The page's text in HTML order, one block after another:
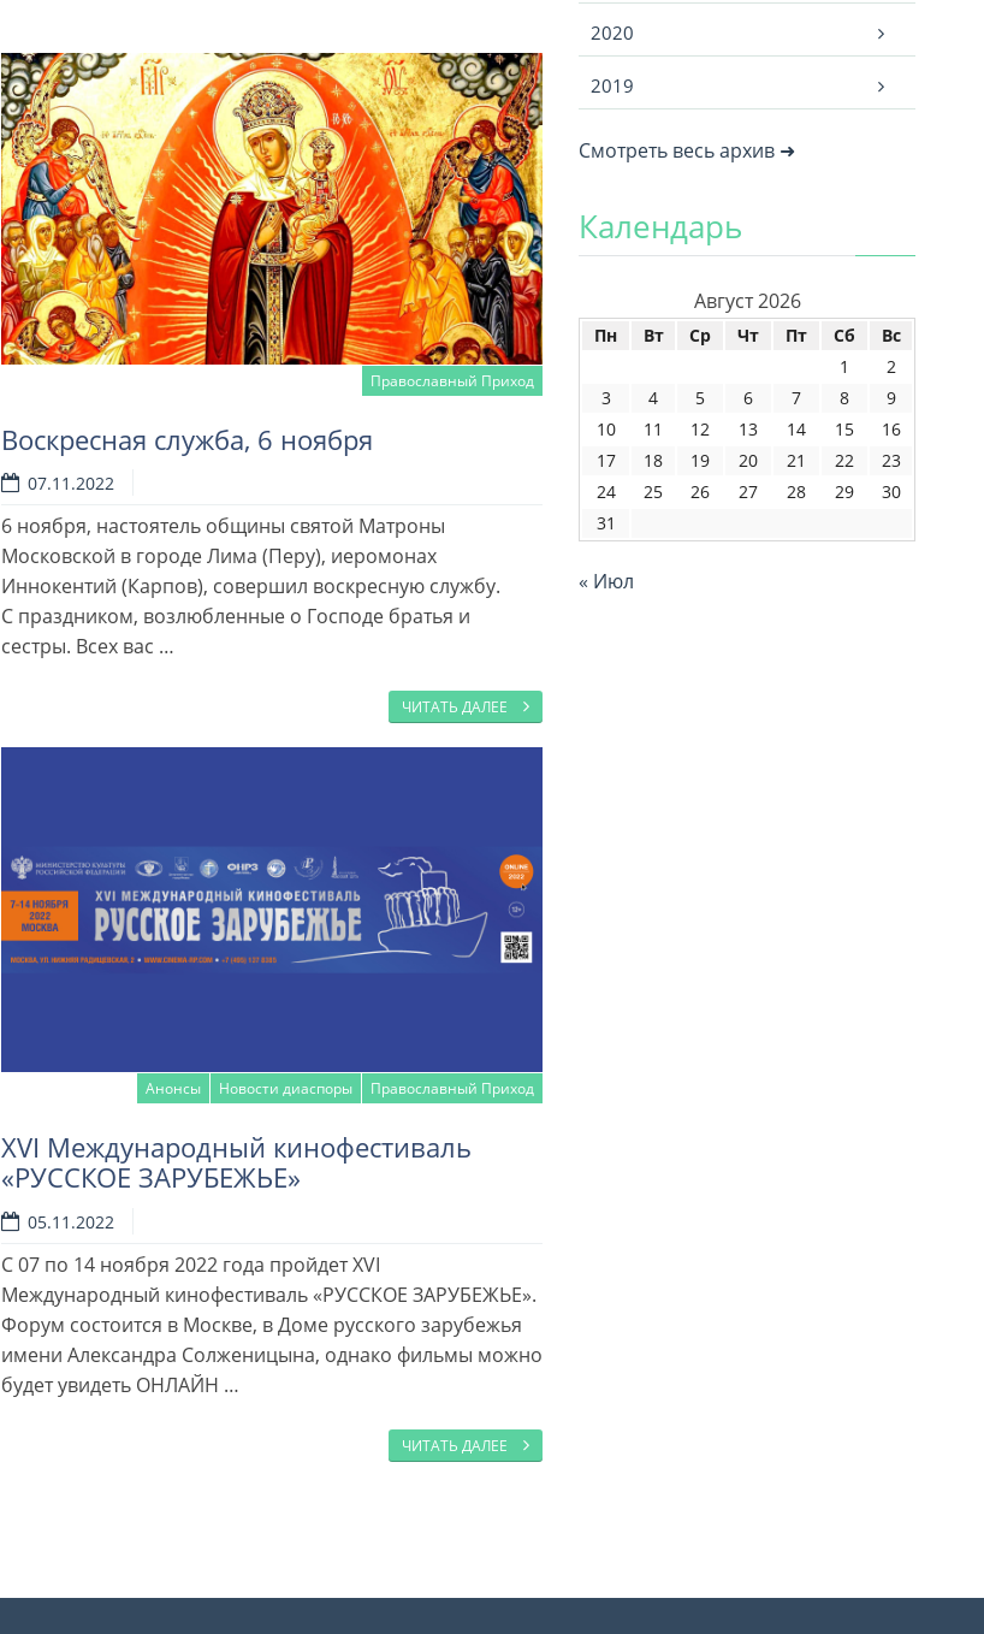
Православный Приход
Воскресная служба, 6 ноября
07.11.2022
6 ноября, настоятель общины святой Матроны
Московской в городе Лима (Перу), иеромонах
Иннокентий (Карпов), совершил воскресную службу.
С праздником, возлюбленные о Господе братья и
сестры. Всех вас …
ЧИТАТЬ ДАЛЕЕ
Анонсы Новости диаспоры Православный Приход
XVI Международный кинофестиваль
«РУССКОЕ ЗАРУБЕЖЬЕ»
05.11.2022
С 07 по 14 ноября 2022 года пройдет XVI
Международный кинофестиваль «РУССКОЕ ЗАРУБЕЖЬЕ».
Форум состоится в Москве, в Доме русского зарубежья
имени Александра Солженицына, однако фильмы можно
будет увидеть ОНЛАЙН …
ЧИТАТЬ ДАЛЕЕ
2020
2019
Смотреть весь архив ➜
Календарь
Август 2026
Пн Вт Ср Чт Пт Сб
Вс
1
2
3
4 5 6 7 8
9
10
11 12 13 14 15
16
17
18 19 20 21 22
23
24
25 26 27 28 29
30
31
« Июл